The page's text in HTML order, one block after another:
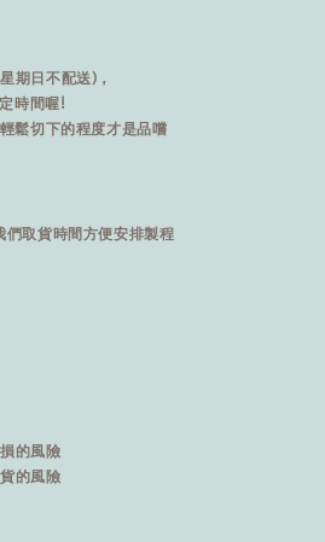
期日不配送)，
時間喔!
鬆切下的程度才是品嚐
取貨時間方便安排製程
的風險
的風險